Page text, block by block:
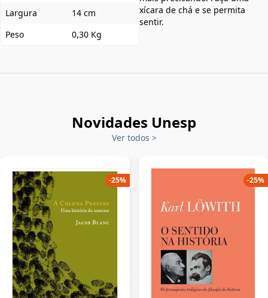
Largura
14 cm
Peso
0,30 Kg
xícara de chá e se permita
sentir.
Novidades Unesp
Ver todos >
-25% -25%